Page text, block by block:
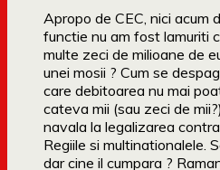
Apropo de CEC, nici acum
functie nu am fost lamuriti
multe zeci de milioane de
unei mosii ? Cum se
care debitoarea nu mai
cateva mii (sau zeci de
navala la legalizarea
Regiile si multinationalele.
dar cine il cumpara ?